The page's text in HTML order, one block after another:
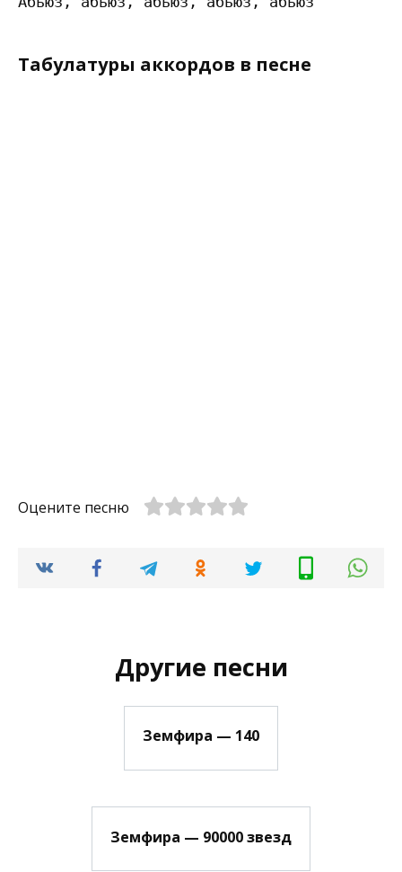
Табулатуры аккордов в песне
Оцените песню
Другие песни
Земфира — 140
Земфира — 90000 звезд